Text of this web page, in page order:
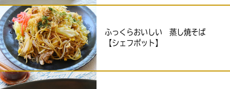
ふっくらおいしい 蒸し焼そば
【シェフポット】